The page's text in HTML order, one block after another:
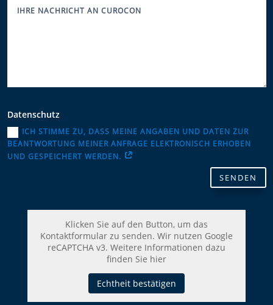
Datenschutz
ICH STIMME ZU, DASS MEINE ANGABEN UND DATEN ZUR
BEANTWORTUNG MEINER ANFRAGE ELEKTRONISCH ERHOBEN
UND GESPEICHERT WERDEN.
SENDEN
Klicken Sie auf den Button, um das
Kontaktformular zu senden. Wir nutzen Google
reCAPTCHA v3. Weitere Informationen dazu
finden Sie hier
Echtheit bestätigen